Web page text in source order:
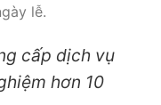
lễ.
cấp dịch vụ
hơn 10